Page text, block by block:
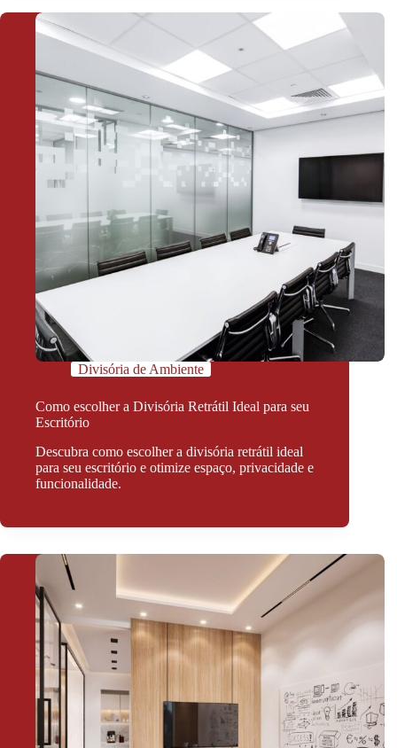
Divisória de Ambiente
Como escolher a Divisória Retrátil Ideal para seu
Escritório
Descubra como escolher a divisória retrátil ideal
para seu escritório e otimize espaço, privacidade e
funcionalidade.